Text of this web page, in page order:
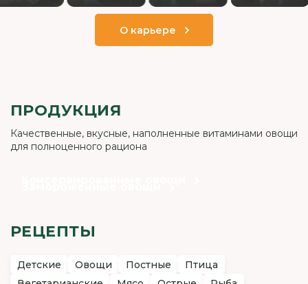
О карьере
ПРОДУКЦИЯ
Качественные, вкусные, наполненные витаминами овощи
для полноценного рациона
РЕЦЕПТЫ
Детские Овощи Постные
Птица